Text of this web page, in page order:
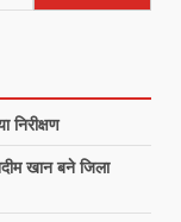
निरीक्षण
खान बने जिला